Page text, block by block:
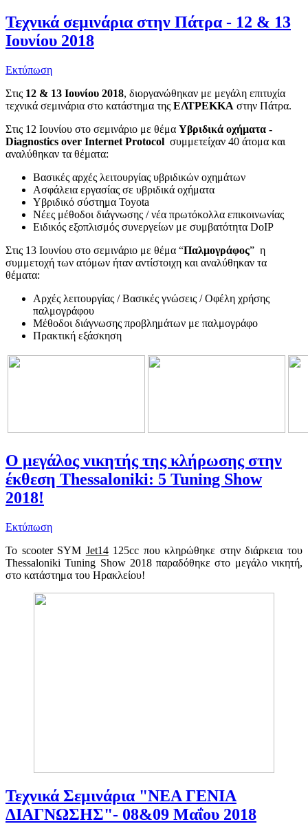
Τεχνικά σεμινάρια στην Πάτρα - 12 & 13
Ιουνίου 2018
Εκτύπωση
Στις 12 & 13 Ιουνίου 2018, διοργανώθηκαν με μεγάλη επιτυχία
τεχνικά σεμινάρια στο κατάστημα της ΕΛΤΡΕΚΚΑ στην Πάτρα.
Στις 12 Ιουνίου στο σεμινάριο με θέμα Υβριδικά οχήματα -
Diagnostics over Internet Protocol συμμετείχαν 40 άτομα και
αναλύθηκαν τα θέματα:
Βασικές αρχές λειτουργίας υβριδικών οχημάτων
Ασφάλεια εργασίας σε υβριδικά οχήματα
Υβριδικό σύστημα Toyota
Νέες μέθοδοι διάγνωσης / νέα πρωτόκολλα επικοινωνίας
Ειδικός εξοπλισμός συνεργείων με συμβατότητα DoIP
Στις 13 Ιουνίου στο σεμινάριο με θέμα “Παλμογράφος” η
συμμετοχή των ατόμων ήταν αντίστοιχη και αναλύθηκαν τα
θέματα:
Αρχές λειτουργίας / Βασικές γνώσεις / Οφέλη χρήσης
παλμογράφου
Μέθοδοι διάγνωσης προβλημάτων με παλμογράφο
Πρακτική εξάσκηση
O μεγάλος νικητής της κλήρωσης στην
έκθεση Thessaloniki: 5 Tuning Show
2018!
Εκτύπωση
Το scooter SYM Jet14125cc που κληρώθηκε στην διάρκεια του
Thessaloniki Tuning Show 2018 παραδόθηκε στο μεγάλο νικητή,
στο κατάστημα του Ηρακλείου!
Τεχνικά Σεμινάρια "ΝΕΑ ΓΕΝΙΑ
ΔΙΑΓΝΩΣΗΣ"- 08&09 Μαΐου 2018